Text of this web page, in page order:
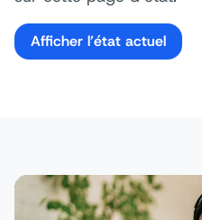
Afficher l’état actuel